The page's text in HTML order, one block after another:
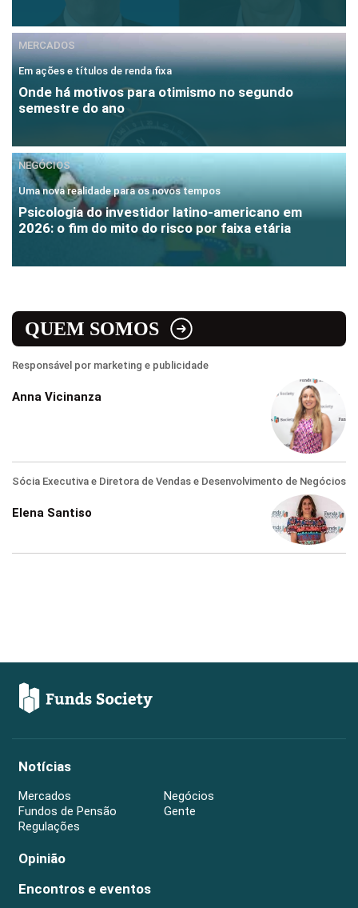
MERCADOS
Em ações e títulos de renda fixa
Onde há motivos para otimismo no segundo
semestre do ano
NEGÓCIOS
Uma nova realidade para os novos tempos
Psicologia do investidor latino-americano em
2026: o fim do mito do risco por faixa etária
QUEM SOMOS
Responsável por marketing e publicidade
Anna Vicinanza
Sócia Executiva e Diretora de Vendas e Desenvolvimento de Negócios
Elena Santiso
Notícias
Mercados
Negócios
Fundos de Pensão
Gente
Regulações
Opinião
Encontros e eventos